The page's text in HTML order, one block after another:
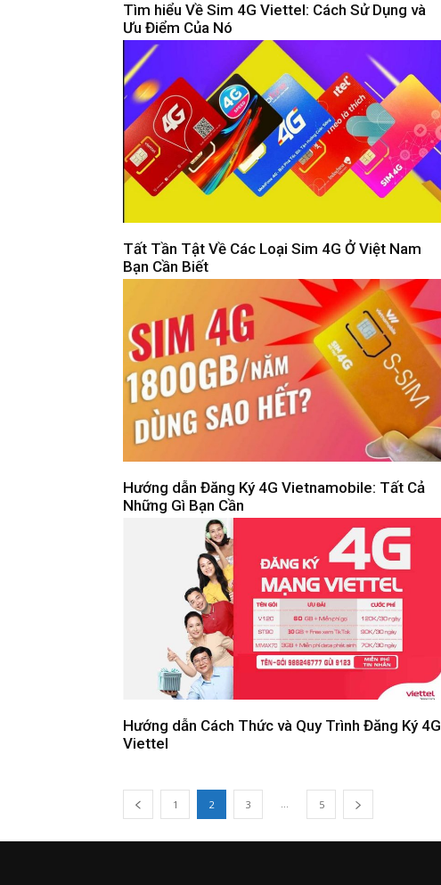
Tìm hiểu Về Sim 4G Viettel: Cách Sử Dụng và
Ưu Điểm Của Nó
Tất Tần Tật Về Các Loại Sim 4G Ở Việt Nam
Bạn Cần Biết
Hướng dẫn Đăng Ký 4G Vietnamobile: Tất Cả
Những Gì Bạn Cần
Hướng dẫn Cách Thức và Quy Trình Đăng Ký 4G
Viettel
1 2 3 ... 5